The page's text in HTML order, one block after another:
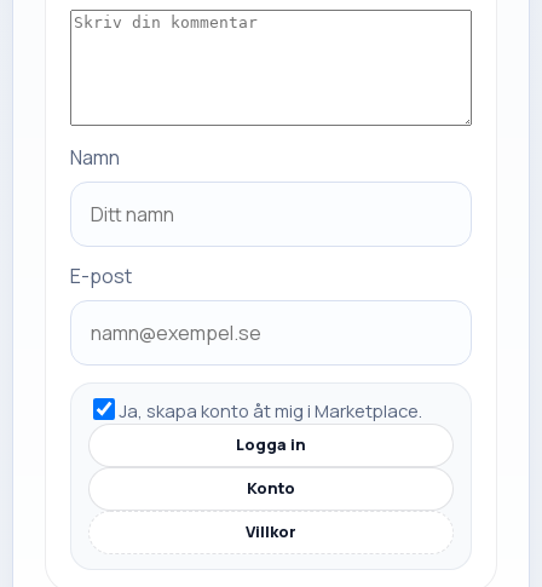
Namn
E-post
Ja, skapa konto åt mig i Marketplace.
Logga in
Konto
Villkor